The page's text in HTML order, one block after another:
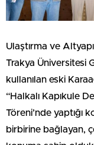
Ulaştırma ve
Trakya Üniversitesi
kullanılan eski
“Halkalı Kapıkule
Töreni’nde yaptığı
birbirine bağlayan,